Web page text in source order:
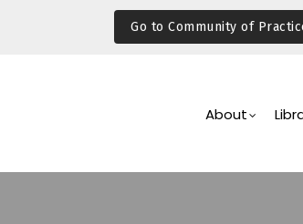
Go to Community of
Navigation
About